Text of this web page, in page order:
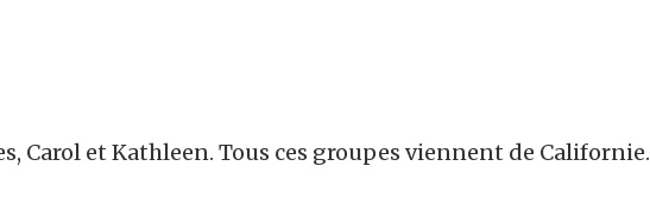
Carol et Kathleen. Tous ces groupes viennent de Californie.